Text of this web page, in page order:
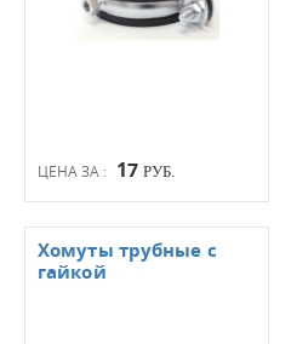
ЦЕНА ЗА : 17 РУБ.
Хомуты трубные с
гайкой